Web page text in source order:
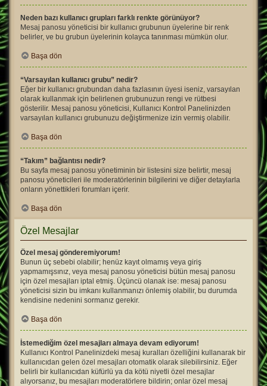
Neden bazı kullanıcı grupları farklı renkte görünüyor?
Mesaj panosu yöneticisi bir kullanıcı grubunun üyelerine bir renk
belirler, ve bu grubun üyelerinin kolayca tanınması mümkün olur.
Başa dön
“Varsayılan kullanıcı grubu” nedir?
Eğer bir kullanıcı grubundan daha fazlasının üyesi iseniz, varsayılan
olarak kullanmak için belirlenen grubunuzun rengi ve rütbesi
gösterilir. Mesaj panosu yöneticisi, Kullanıcı Kontrol Panelinizden
varsayılan kullanıcı grubunuzu değiştirmenize izin vermiş olabilir.
Başa dön
“Takım” bağlantısı nedir?
Bu sayfa mesaj panosu yönetiminin bir listesini size belirtir, mesaj
panosu yöneticileri ile moderatörlerinin bilgilerini ve diğer detaylarla
onların yönettikleri forumları içerir.
Başa dön
Özel Mesajlar
Özel mesaj gönderemiyorum!
Bunun üç sebebi olabilir; henüz kayıt olmamış veya giriş
yapmamışsınız, veya mesaj panosu yöneticisi bütün mesaj panosu
için özel mesajları iptal etmiş. Üçüncü olanak ise: mesaj panosu
yöneticisi sizin bu imkanı kullanmanızı önlemiş olabilir, bu durumda
kendisine nedenini sormanız gerekir.
Başa dön
İstemediğim özel mesajları almaya devam ediyorum!
Kullanıcı Kontrol Panelinizdeki mesaj kuralları özelliğini kullanarak bir
kullanıcıdan gelen özel mesajları otomatik olarak silebilirsiniz. Eğer
belirli bir kullanıcıdan küfürlü ya da kötü niyetli özel mesajlar
alıyorsanız, bu mesajları moderatörlere bildirin; onlar özel mesaj